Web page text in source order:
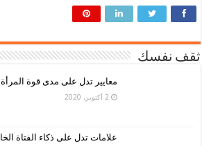
ثقف نفسك
معايير تدل على مدى قوة المرأة
2 أكتوبر، 2020
علامات تدل على ذكاء الفتاة